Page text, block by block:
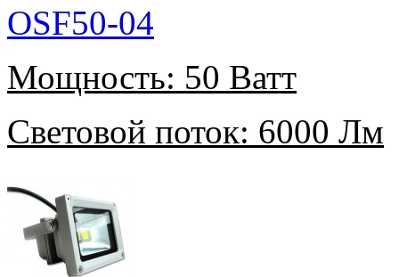
OSF50-04
Мощность: 50 Ватт
Световой поток: 6000 Лм